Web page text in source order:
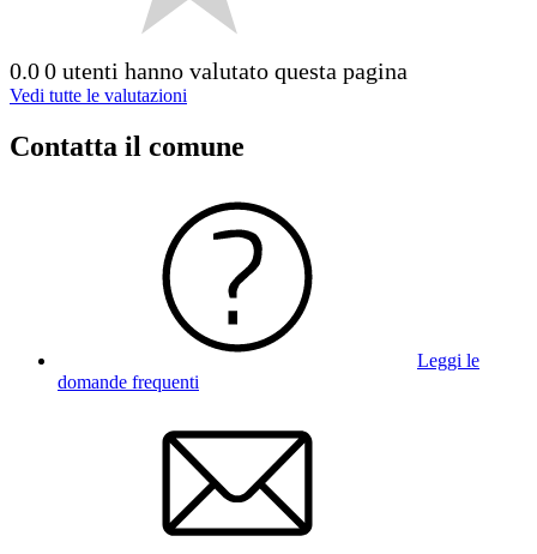
0.00 utenti hanno valutato questa pagina
Vedi tutte le valutazioni
Contatta il comune
Leggi le
domande frequenti